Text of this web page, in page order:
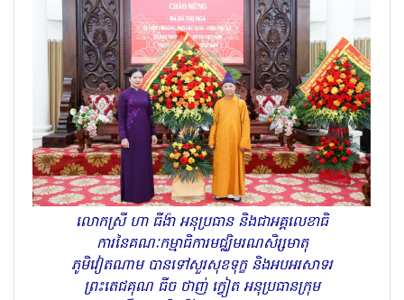
លោកស្រី ហា ធីង៉ា អនុប្រធាន និងជាអគ្គលេខាធិ
ការនៃគណៈកម្មាធិការមជ្ឈិមរណសិរ្សមាតុ
ភូមិវៀតណាម បានទៅសួរសុខទុក្ខ និងអបអរសាទរ
ព្រះតេជគុណ ធីច ថាញ់ ក្វៀត អនុប្រធានក្រុម